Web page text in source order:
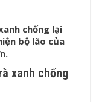
chống lại
bộ lão của
xanh chống